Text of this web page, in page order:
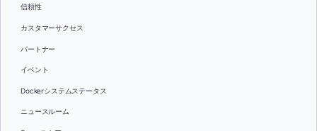
信頼性
カスタマーサクセス
パートナー
イベント
Dockerシステムステータス
ニュースルーム